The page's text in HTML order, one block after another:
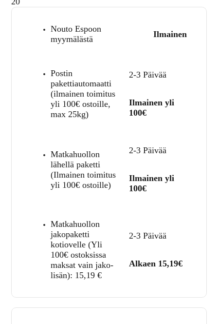
Nouto Espoon
myymälästä
Ilmainen
Postin
pakettiautomaatti
(ilmainen toimitus
yli 100€ ostoille,
max 25kg)
2-3 Päivää
Ilmainen yli
100€
Matkahuollon
lähellä paketti
(Ilmainen toimitus
yli 100€ ostoille)
2-3 Päivää
Ilmainen yli
100€
Matkahuollon
jakopaketti
kotiovelle (Yli
100€ ostoksissa
maksat vain jako-
lisän): 15,19 €
2-3 Päivää
Alkaen 15,19€